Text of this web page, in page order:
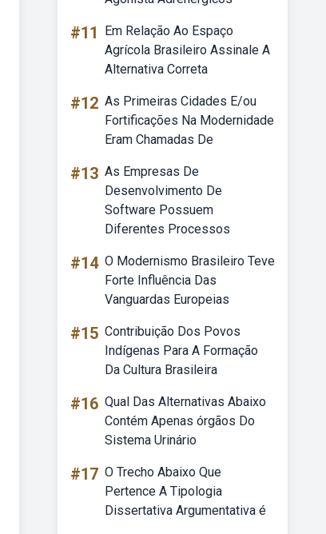
#11
Em Relação Ao Espaço
Agrícola Brasileiro Assinale A
Alternativa Correta
#12 As Primeiras Cidades E/ou
Fortificações Na Modernidade
Eram Chamadas De
#13 As Empresas De
Desenvolvimento De
Software Possuem
Diferentes Processos
#14 O Modernismo Brasileiro Teve
Forte Influência Das
Vanguardas Europeias
#15 Contribuição Dos Povos
Indígenas Para A Formação
Da Cultura Brasileira
#16 Qual Das Alternativas Abaixo
Contém Apenas órgãos Do
Sistema Urinário
#17 O Trecho Abaixo Que
Pertence A Tipologia
Dissertativa Argumentativa é